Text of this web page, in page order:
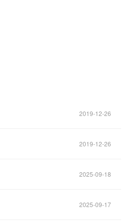
2019-12-26
2019-12-26
2025-09-18
2025-09-17